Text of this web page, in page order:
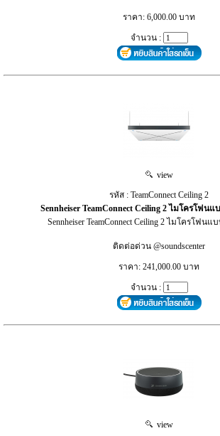
ราคา: 6,000.00 บาท
จำนวน :
view
รหัส : TeamConnect Ceiling 2
Sennheiser TeamConnect Ceiling 2 ไมโครโฟนแ
Sennheiser TeamConnect Ceiling 2 ไมโครโฟนแ
ติดต่อด่วน @soundscenter
ราคา: 241,000.00 บาท
จำนวน :
view